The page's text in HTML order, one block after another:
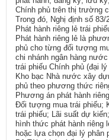
Chính phủ trên thị trường
Trong đó, Nghị định số
Phát hành riêng lẻ trái
Phát hành riêng lẻ là
phủ cho từng đối tượng
chi nhánh ngân hàng
trái phiếu Chính phủ (đại
Kho bạc Nhà nước xây
phủ theo phương thức
Phương án phát hành
Đối tượng mua trái phiếu;
trái phiếu; Lãi suất dự
hình thức phát hành riêng
hoặc lựa chọn đại lý phân